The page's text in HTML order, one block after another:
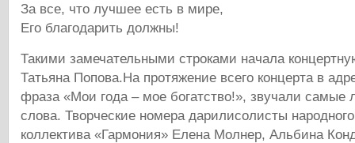
За все, что лучшее есть в мире,
Его благодарить должны!
Такими замечательными строками начала
Татьяна Попова.На протяжение всего концерта в
фраза «Мои года – мое богатство!», звучали самые
слова. Творческие номера дарилисолисты
коллектива «Гармония» Елена Молнер, Альбина